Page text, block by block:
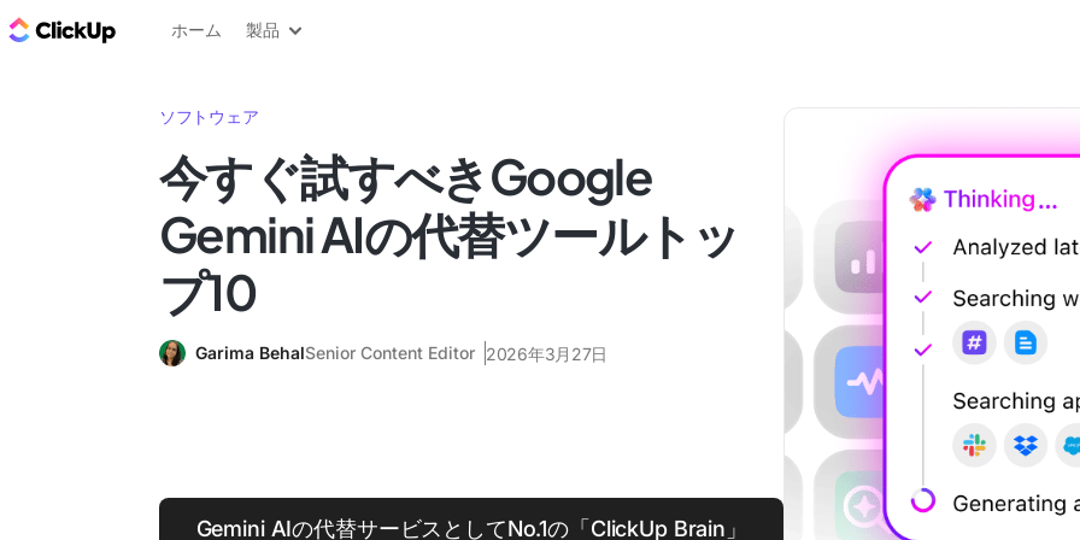
ClickUp ブログ
ホーム 製品
ソフトウェア
今すぐ試すべきGoogle
Gemini AIの代替ツールトッ
プ10
Garima BehalSenior Content Editor 2026年3月27日
Gemini AIの代替サービスとしてNo.1の「ClickUp Brain」